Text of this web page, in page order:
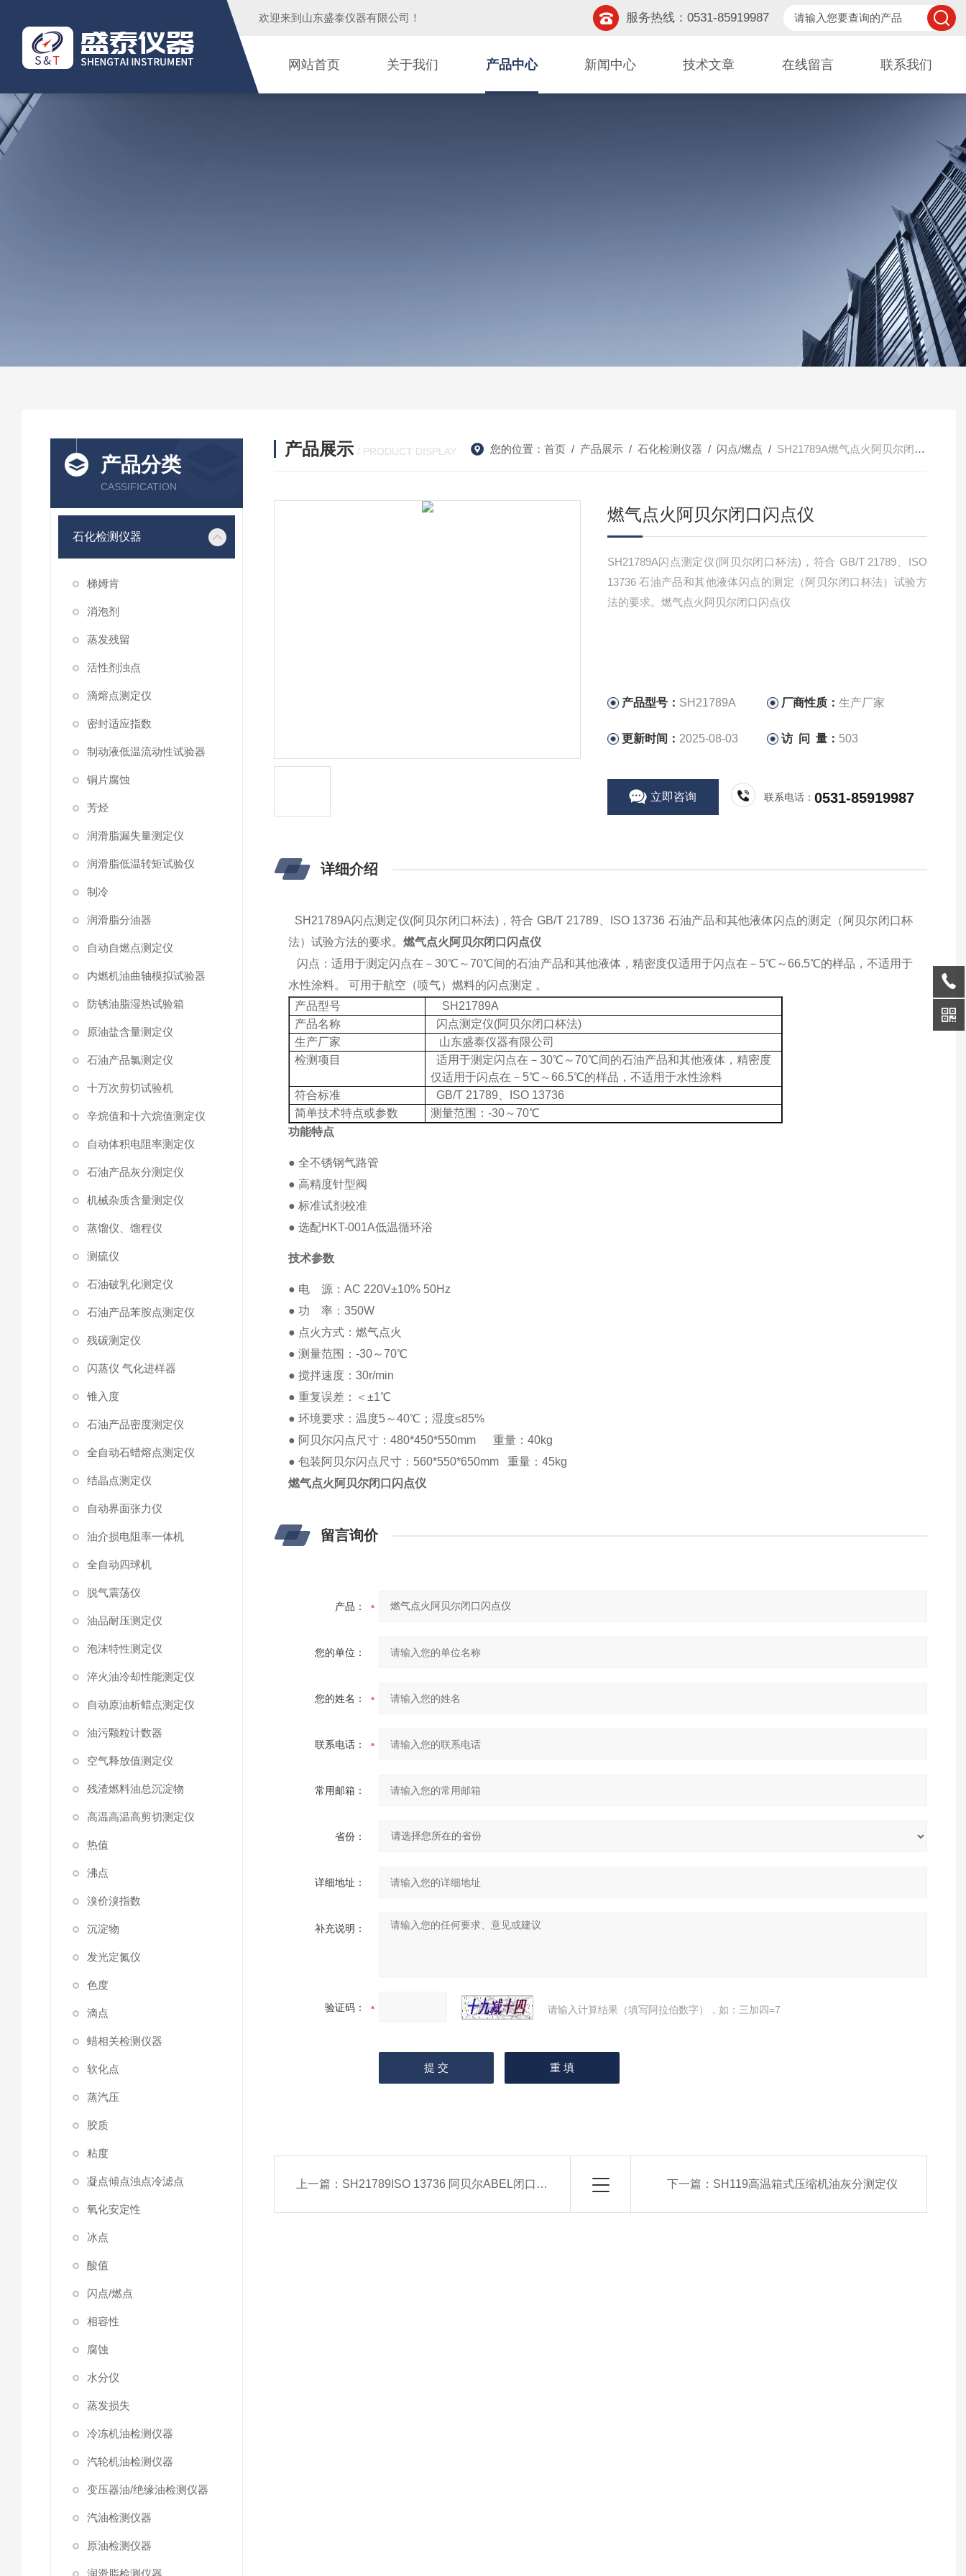
欢迎来到 山东盛泰仪器有限公司 ！ 服务热线：0531-85919987
网站首页 关于我们 产品中心 新闻中心 技术文章 在线留言 联系我们
产品分类
CASSIFICATION
石化检测仪器
梯姆肯
消泡剂
蒸发残留
活性剂浊点
滴熔点测定仪
密封适应指数
制动液低温流动性试验器
铜片腐蚀
芳烃
润滑脂漏失量测定仪
润滑脂低温转矩试验仪
制冷
润滑脂分油器
自动自燃点测定仪
内燃机油曲轴模拟试验器
防锈油脂湿热试验箱
原油盐含量测定仪
石油产品氯测定仪
十万次剪切试验机
辛烷值和十六烷值测定仪
自动体积电阻率测定仪
石油产品灰分测定仪
机械杂质含量测定仪
蒸馏仪、馏程仪
测硫仪
石油破乳化测定仪
石油产品苯胺点测定仪
残碳测定仪
闪蒸仪 气化进样器
锥入度
石油产品密度测定仪
全自动石蜡熔点测定仪
结晶点测定仪
自动界面张力仪
油介损电阻率一体机
全自动四球机
脱气震荡仪
油品耐压测定仪
泡沫特性测定仪
淬火油冷却性能测定仪
自动原油析蜡点测定仪
油污颗粒计数器
空气释放值测定仪
残渣燃料油总沉淀物
高温高温高剪切测定仪
热值
沸点
溴价溴指数
沉淀物
发光定氮仪
色度
滴点
蜡相关检测仪器
软化点
蒸汽压
胶质
粘度
凝点傾点浊点冷滤点
氧化安定性
冰点
酸值
闪点/燃点
相容性
腐蚀
水分仪
蒸发损失
冷冻机油检测仪器
汽轮机油检测仪器
变压器油/绝缘油检测仪器
汽油检测仪器
原油检测仪器
润滑脂检测仪器
产品展示 / PRODUCT DISPLAY 您的位置： 首页/ 产品展示/ 石化检测仪器 / 闪点/燃点 / SH21789A燃气点火阿贝尔闭口闪点仪
燃气点火阿贝尔闭口闪点仪
SH21789A闪点测定仪(阿贝尔闭口杯法)，符合 GB/T 21789、ISO
13736 石油产品和其他液体闪点的测定（阿贝尔闭口杯法）试验方
法的要求。燃气点火阿贝尔闭口闪点仪
产品型号： SH21789A 厂商性质：生产厂家
更新时间： 2025-08-03 访 问 量： 503
立即咨询 联系电话：0531-85919987
详细介绍
SH 21789A闪点测定仪(阿贝尔闭口杯法)，符合 GB/T 21789、ISO 13736 石油产品和其他液体闪点的测定（阿贝尔闭口杯
法）试验方法的要求。燃气点火阿贝尔闭口闪点仪
闪点：适用于测定闪点在－30℃～70℃间的石油产品和其他液体，精密度仅适用于闪点在－5℃～66.5℃的样品，不适用于
水性涂料。 可用于航空（喷气）燃料的闪点测定 。
产品型号
SH21789A
产品名称
闪点测定仪(阿贝尔闭口杯法)
生产厂家
山东盛泰仪器有限公司
检测项目
适用于测定闪点在－30℃～70℃间的石油产品和其他液体，精密度
仅适用于闪点在－5℃～66.5℃的样品，不适用于水性涂料
符合标准
GB/T 21789、ISO 13736
简单技术特点或参数
测量范围：-30～70℃
功能特点
● 全不锈钢气路管
● 高精度针型阀
● 标准试剂校准
●选配HKT-001A低温循环浴
技术参数
● 电 源：AC 220V±10% 50Hz
● 功 率：350W
● 点火方式：燃气点火
● 测量范围：-30～70℃
● 搅拌速度：30r/min
● 重复误差：＜±1℃
● 环境要求：温度5～40℃；湿度≤85%
● 阿贝尔闪点尺寸：480*450*550mm
重量：40kg
● 包装阿贝尔闪点尺寸：560*550*650mm 重量：45kg
燃气点火阿贝尔闭口闪点仪
留言询价
产品：
您的单位：
您的姓名：
联系电话：
常用邮箱：
省份：
详细地址：
补充说明：
验证码： 请输入计算结果（填写阿拉伯数字），如：三加四=7
上一篇： SH21789ISO 13736 阿贝尔ABEL闭口闪点试验仪 下一篇： SH119高温箱式压缩机油灰分测定仪